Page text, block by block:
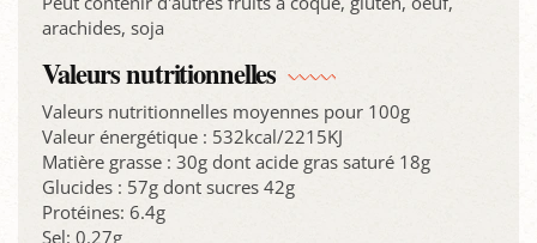
arachides, soja
Valeurs nutritionnelles
Valeurs nutritionnelles moyennes pour 100g
Valeur énergétique : 532kcal/2215KJ
Matière grasse : 30g dont acide gras saturé 18g
Glucides : 57g dont sucres 42g
Protéines: 6.4g
Sel: 0.27g